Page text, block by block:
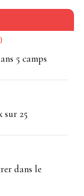
5 camps
sur 25
dans le